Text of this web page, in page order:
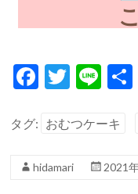
F
e
o
T
itt
Li
e
タグ: おむつケーキ
hidamari 2021